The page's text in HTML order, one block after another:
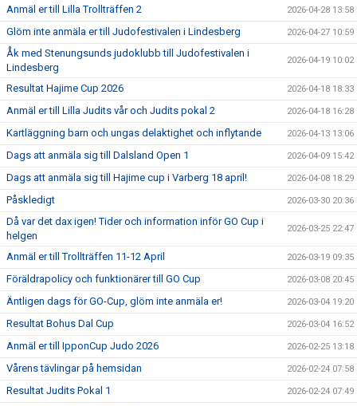
Anmäl er till Lilla Trollträffen 2 2026-04-28 13:58
Glöm inte anmäla er till Judofestivalen i Lindesberg 2026-04-27 10:59
Åk med Stenungsunds judoklubb till Judofestivalen i
Lindesberg
2026-04-19 10:02
Resultat Hajime Cup 2026 2026-04-18 18:33
Anmäl er till Lilla Judits vår och Judits pokal 2 2026-04-18 16:28
Kartläggning barn och ungas delaktighet och inflytande 2026-04-13 13:06
Dags att anmäla sig till Dalsland Open 1 2026-04-09 15:42
Dags att anmäla sig till Hajime cup i Varberg 18 april! 2026-04-08 18:29
Påskledigt 2026-03-30 20:36
Då var det dax igen! Tider och information inför GO Cup i
helgen
2026-03-25 22:47
Anmäl er till Trollträffen 11-12 April 2026-03-19 09:35
Föräldrapolicy och funktionärer till GO Cup 2026-03-08 20:45
Äntligen dags för GO-Cup, glöm inte anmäla er! 2026-03-04 19:20
Resultat Bohus Dal Cup 2026-03-04 16:52
Anmäl er till IpponCup Judo 2026 2026-02-25 13:18
Vårens tävlingar på hemsidan 2026-02-24 07:58
Resultat Judits Pokal 1 2026-02-24 07:49